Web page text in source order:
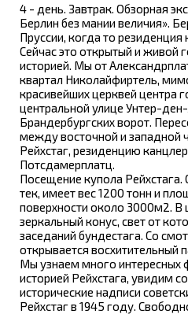
4 - день. Завтрак. Обзорная
Берлин без мании величия».
Пруссии, когда то
Сейчас это открытый и живой
историей. Мы от
квартал Николайфиртель,
красивейших церквей центра
центральной улице Унтер-
Брандербургских ворот.
между восточной и западной
Рейхстаг, резиденцию
Потсдамерплатц.
Посещение купола Рейхстага.
тек, имеет вес 1200 тонн и
поверхности около 3000м2. В
зеркальный конус, свет от
заседаний бундестага. Со
открывается восхитительный
Мы узнаем много интересных
историей Рейхстага, увидим
исторические надписи
Рейхстаг в 1945 году.